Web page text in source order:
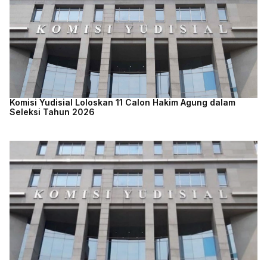
Komisi Yudisial Loloskan 11 Calon Hakim Agung dalam
Seleksi Tahun 2026